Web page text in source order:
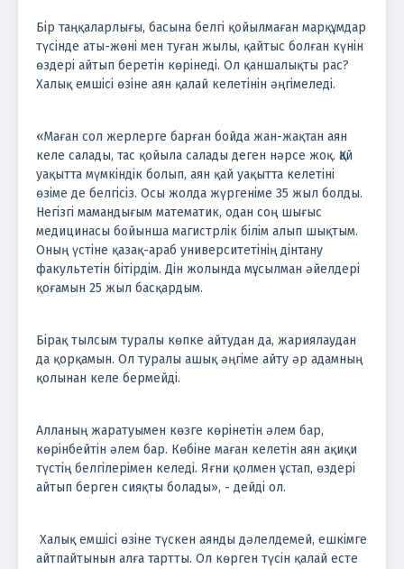
Бір таңқаларлығы, басына белгі қойылмаған марқұмдар
түсінде аты-жөні мен туған жылы, қайтыс болған күнін
өздері айтып беретін көрінеді. Ол қаншалықты рас?
Халық емшісі өзіне аян қалай келетінін әңгімеледі.
«Маған сол жерлерге барған бойда жан-жақтан аян
келе салады, тас қойыла салады деген нәрсе жоқ. Қай
уақытта мүмкіндік болып, аян қай уақытта келетіні
өзіме де белгісіз. Осы жолда жүргеніме 35 жыл болды.
Негізгі мамандығым математик, одан соң шығыс
медицинасы бойынша магистрлік білім алып шықтым.
Оның үстіне қазақ-араб университетінің дінтану
факультетін бітірдім. Дін жолында мұсылман әйелдері
қоғамын 25 жыл басқардым.
Бірақ тылсым туралы көпке айтудан да, жариялаудан
да қорқамын. Ол туралы ашық әңгіме айту әр адамның
қолынан келе бермейді.
Алланың жаратуымен көзге көрінетін әлем бар,
көрінбейтін әлем бар. Көбіне маған келетін аян ақиқи
түстің белгілерімен келеді. Яғни қолмен ұстап, өздері
айтып берген сияқты болады», - дейді ол.
Халық емшісі өзіне түскен аянды дәлелдемей, ешкімге
айтпайтынын алға тартты. Ол көрген түсін қалай есте